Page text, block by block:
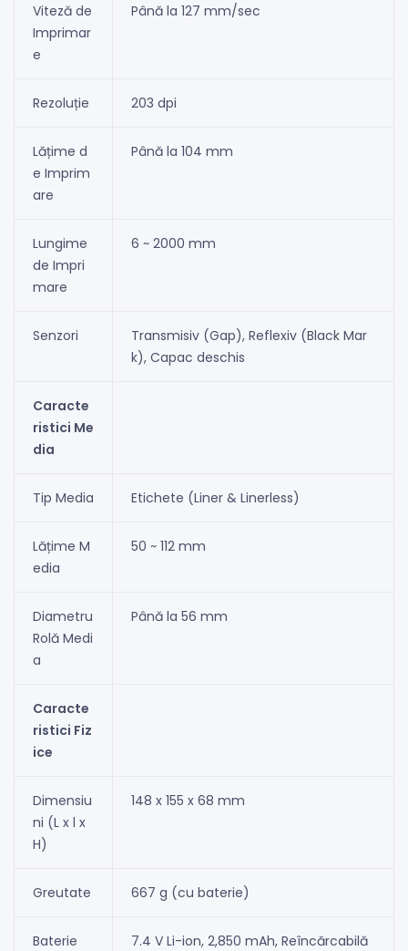
Viteză de
Imprimar
e
Până la 127 mm/sec
Rezoluție 203 dpi
Lățime d
e Imprim
are
Până la 104 mm
Lungime
de Impri
mare
6 ~ 2000 mm
Senzori
Transmisiv (Gap), Reflexiv (Black Mar
k), Capac deschis
Caracte
ristici Me
dia
Tip Media Etichete (Liner & Linerless)
Lățime M
edia
50 ~ 112 mm
Diametru
Rolă Medi
a
Până la 56 mm
Caracte
ristici Fiz
ice
Dimensiu
ni (L x l x
H)
148 x 155 x 68 mm
Greutate 667 g (cu baterie)
Baterie 7.4 V Li-ion, 2,850 mAh, Reîncărcabilă